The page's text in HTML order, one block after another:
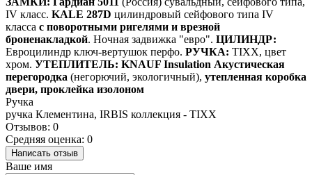
IV класс. KALE 287D цилиндровый сейфового типа IV
класса с поворотными ригелями и врезной
броненакладкой. Ночная задвижка "евро". ЦИЛИНДР:
Евроцилиндр ключ-вертушок перфо. РУЧКА: TIXX, цвет
хром. УТЕПЛИТЕЛЬ: KNAUF Insulation Акустическая
перегородка (негорючий, экологичный), утепленная коробка
двери, проклейка изолоном
Ручка
ручка Клементина, IRBIS коллекция - TIXX
Отзывов: 0
Средняя оценка: 0
Написать отзыв
Ваше имя